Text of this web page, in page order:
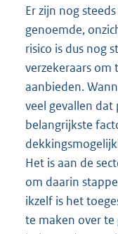
Er zijn nog
genoemde,
risico is dus nog
verzekeraars om
aanbieden.
veel gevallen dat
belangrijkste
Het is aan de
om daarin
ikzelf is het
te maken over